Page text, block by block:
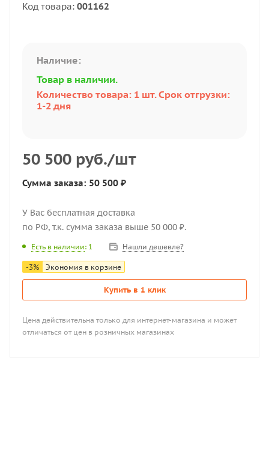
Код товара: 001162
Наличие:
Товар в наличии.
Количество товара: 1 шт. Срок отгрузки:
1-2 дня
50 500 руб./шт
Сумма заказа: 50 500 ₽
У Вас бесплатная доставка
по РФ, т.к. сумма заказа выше 50 000 ₽.
Есть в наличии: 1 Нашли дешевле?
-3% Экономия в корзине
Купить в 1 клик
Цена действительна только для интернет-магазина и может
отличаться от цен в розничных магазинах